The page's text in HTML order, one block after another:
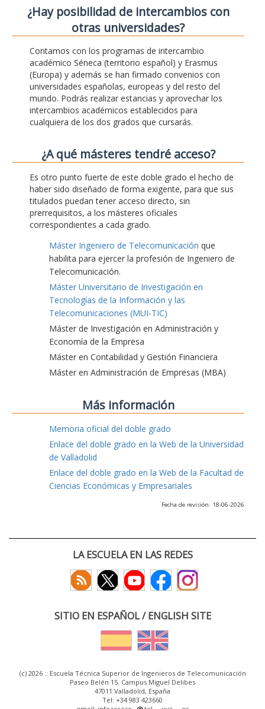
¿Hay posibilidad de intercambios con
otras universidades?
Contamos con los programas de intercambio
académico Séneca (territorio español) y Erasmus
(Europa) y además se han firmado convenios con
universidades españolas, europeas y del resto del
mundo. Podrás realizar estancias y aprovechar los
intercambios académicos establecidos para
cualquiera de los dos grados que cursarás.
¿A qué másteres tendré acceso?
Es otro punto fuerte de este doble grado el hecho de
haber sido diseñado de forma exigente, para que sus
titulados puedan tener acceso directo, sin
prerrequisitos, a los másteres oficiales
correspondientes a cada grado.
Máster Ingeniero de Telecomunicación que
habilita para ejercer la profesión de Ingeniero de
Telecomunicación.
Máster Universitario de Investigación en
Tecnologías de la Información y las
Telecomunicaciones (MUI-TIC)
Máster de Investigación en Administración y
Economía de la Empresa
Máster en Contabilidad y Gestión Financiera
Máster en Administración de Empresas (MBA)
Más información
Memoria oficial del doble grado
Enlace del doble grado en la Web de la Universidad
de Valladolid
Enlace del doble grado en la Web de la Facultad de
Ciencias Económicas y Empresariales
Fecha de revisión: 18-06-2026
LA ESCUELA EN LAS REDES
SITIO EN ESPAÑOL / ENGLISH SITE
(c) 2026 :: Escuela Técnica Superior de Ingenieros de Telecomunicación
Paseo Belén 15. Campus Miguel Delibes
47011 Valladolid, España
Tel: +34 983 423660